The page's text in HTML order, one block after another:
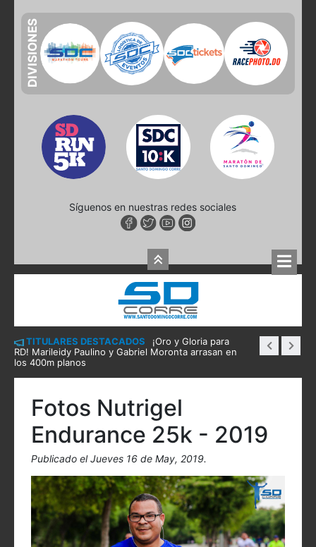
DIVISIONES
Síguenos en nuestras redes sociales
TITULARES DESTACADOS
¡Oro y Gloria para
RD! Marileidy Paulino y Gabriel Moronta arrasan en
los 400m planos
Fotos Nutrigel
Endurance 25k - 2019
Publicado el Jueves 16 de May, 2019.